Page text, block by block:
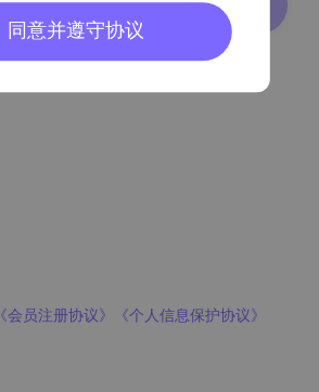
密码登录
同意并遵守协议
《会员注册协议》 《个人信息保护协议》